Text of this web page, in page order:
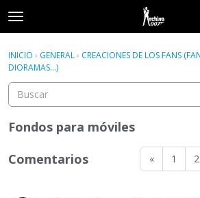
t
o
g
g
l
e
m
e
u
Acceder
Categorías
Hilos
Actividad
Acceder Registrarse
INICIO › GENERAL› CREACIONES DE LOS FANS
DIORAMAS...)
Fondos para móviles
« 1 2
Comentarios